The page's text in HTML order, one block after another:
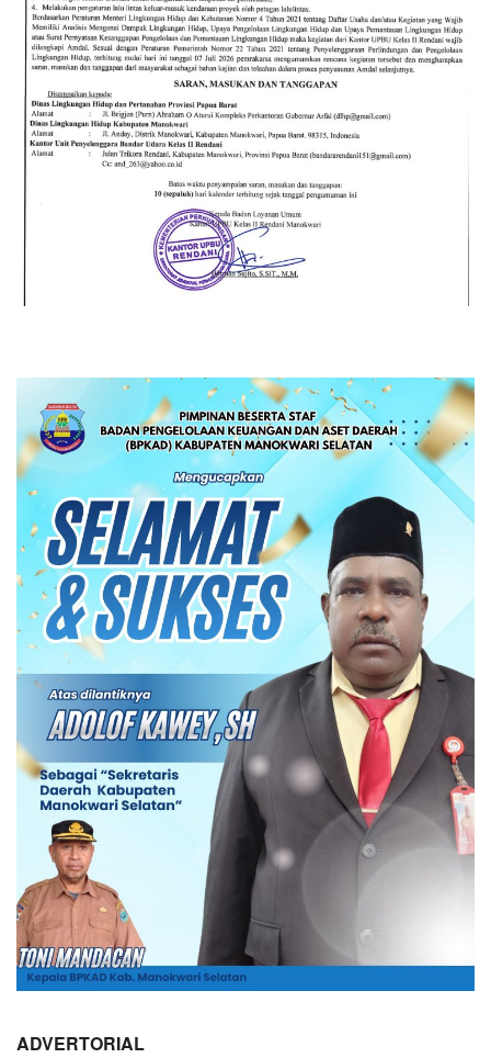
ADVERTORIAL